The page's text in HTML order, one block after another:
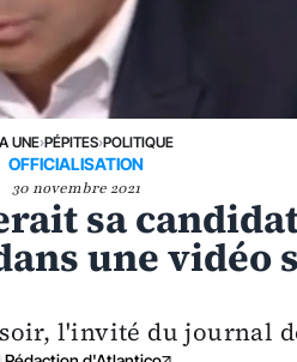
UNE›PÉPITES›POLITIQUE
OFFICIALISATION
30 novembre 2021
sa
une vidéo
l'invité du journal